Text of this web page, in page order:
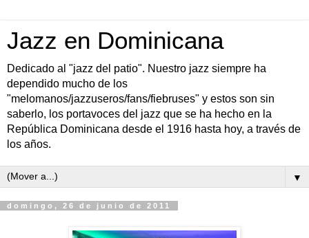
Jazz en Dominicana
Dedicado al "jazz del patio". Nuestro jazz siempre ha
dependido mucho de los
"melomanos/jazzuseros/fans/fiebruses" y estos son sin
saberlo, los portavoces del jazz que se ha hecho en la
República Dominicana desde el 1916 hasta hoy, a través de
los años.
▼
domingo, 26 de junio de 2011